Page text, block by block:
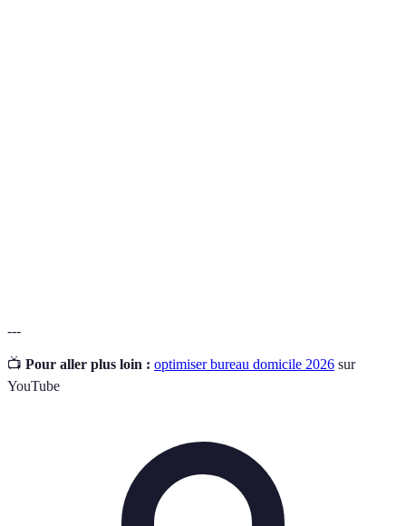
---
📺 Pour aller plus loin : optimiser bureau domicile 2026 sur
YouTube